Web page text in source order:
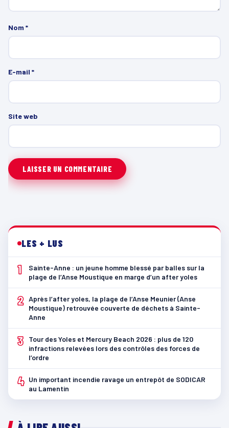
Nom *
E-mail *
Site web
LES + LUS
1
Sainte-Anne : un jeune homme blessé par balles sur la
plage de l’Anse Moustique en marge d’un after yoles
2 Après l’after yoles, la plage de l’Anse Meunier (Anse
Moustique) retrouvée couverte de déchets à Sainte-
Anne
3
Tour des Yoles et Mercury Beach 2026 : plus de 120
infractions relevées lors des contrôles des forces de
l’ordre
4 Un important incendie ravage un entrepôt de SODICAR
au Lamentin